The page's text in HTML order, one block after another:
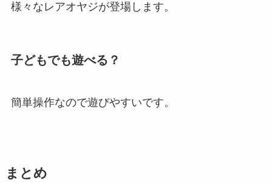
様々なレアオヤジが登場します。
子どもでも遊べる？
簡単操作なので遊びやすいです。
まとめ